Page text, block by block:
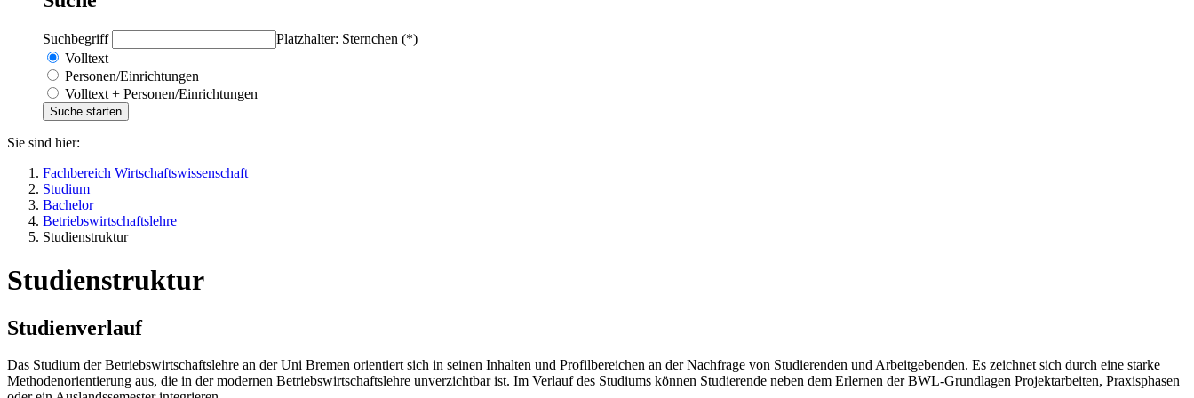
Suchbegriff
Platzhalter: Sternchen (*)
Volltext
Personen/Einrichtungen
Volltext + Personen/Einrichtungen
Sie sind hier:
Fachbereich Wirtschaftswissenschaft
Studium
Bachelor
Betriebswirtschaftslehre
Studienstruktur
Studienstruktur
Studienverlauf
Das Studium der Betriebswirtschaftslehre an der Uni Bremen orientiert sich in seinen Inhalten und Profilbereichen an der Nachfrage von Studierenden und Arbeitgebenden. Es zeichnet sich durch eine starke
Methodenorientierung aus, die in der modernen Betriebswirtschaftslehre unverzichtbar ist. Im Verlauf des Studiums können Studierende neben dem Erlernen der BWL-Grundlagen Projektarbeiten, Praxisphasen